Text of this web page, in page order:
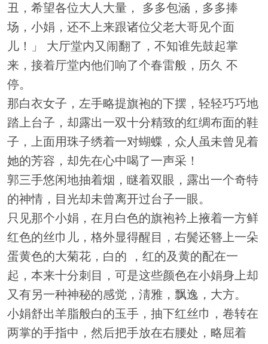
丑，希望各位大人大量， 多多包涵，多多捧
场，小娟，还不上来跟诸位父老大哥见个面
儿！」 大厅堂内又闹翻了，不知谁先鼓起掌
来，接着厅堂内他们响了个春雷般，历久 不
停。
那白衣女子，左手略提旗袍的下摆，轻轻巧巧地
踏上台子，却露出一双十分精致的红绸布面的鞋
子，上面用珠子绣着一对蝴蝶，众人虽未曾见着
她的芳容，却先在心中喝了一声采！
郭三手悠闲地抽着烟，瞇着双眼，露出一个奇特
的神情，目光却未曾离开过台子一眼。
只见那个小娟，在月白色的旗袍衿上掖着一方鲜
红色的丝巾儿，格外显得醒目，右鬓还簪上一朵
蛋黄色的大菊花，白的 ，红的及黄的配在一
起，本来十分刺目，可是这些颜色在小娟身上却
又有另一种神秘的感觉，淸雅，飘逸，大方。
小娟舒出羊脂般白的玉手，抽下红丝巾，卷转在
两掌的手指中，然后把手放在右腰处，略屈着